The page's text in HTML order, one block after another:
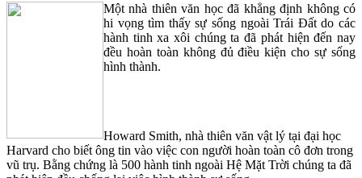
Một nhà thiên văn học đã khẳng định không có
hi vọng tìm thấy sự sống ngoài Trái Đất do các
hành tinh xa xôi chúng ta đã phát hiện đến nay
đều hoàn toàn không đủ điều kiện cho sự sống
hình thành.
Howard Smith, nhà thiên văn vật lý tại đại học
Harvard cho biết ông tin vào việc con người hoàn toàn cô đơn trong
vũ trụ. Bằng chứng là 500 hành tinh ngoài Hệ Mặt Trời chúng ta đã